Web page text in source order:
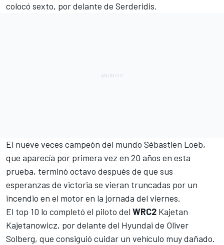
colocó sexto, por delante de Serderidis.
El nueve veces campeón del mundo Sébastien Loeb,
que aparecía por primera vez en 20 años en esta
prueba, terminó octavo después de que sus
esperanzas de victoria se vieran truncadas por un
incendio en el motor en la jornada del viernes.
El top 10 lo completó el piloto del WRC2 Kajetan
Kajetanowicz, por delante del Hyundai de Oliver
Solberg, que consiguió cuidar un vehículo muy dañado.